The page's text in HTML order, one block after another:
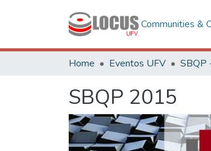
Communities &
Home Eventos UFV
SBQP 2015